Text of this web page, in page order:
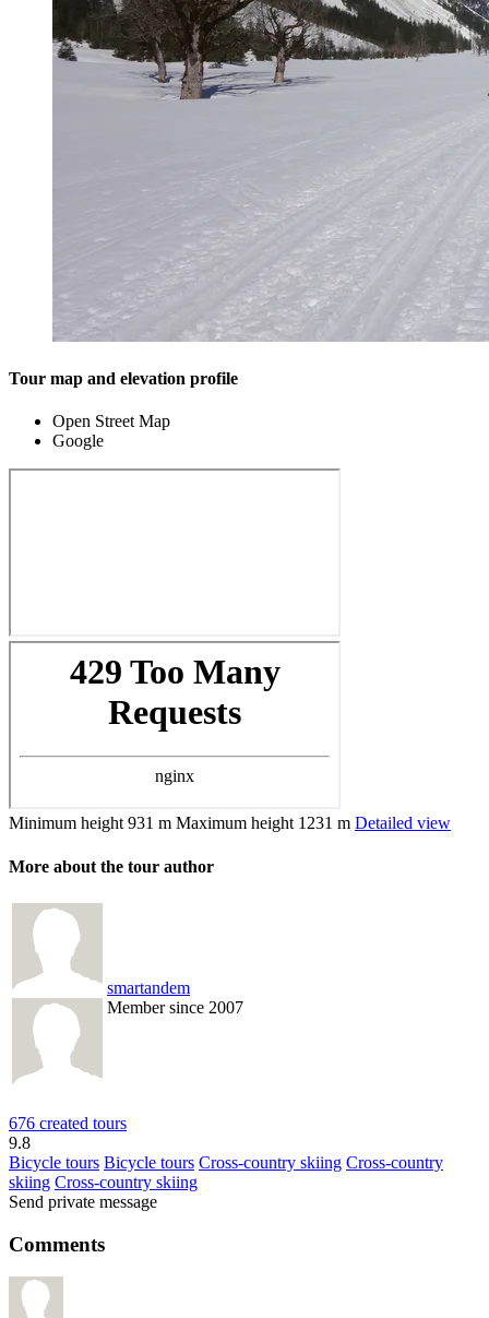
Tour map and elevation profile
Open Street Map
Google
Minimum height 931 m Maximum height 1231 m Detailed view
More about the tour author
smartandem
Member since 2007
676 created tours
9.8
Bicycle tours Bicycle tours Cross-country skiing Cross-country
skiing Cross-country skiing
Send private message
Comments